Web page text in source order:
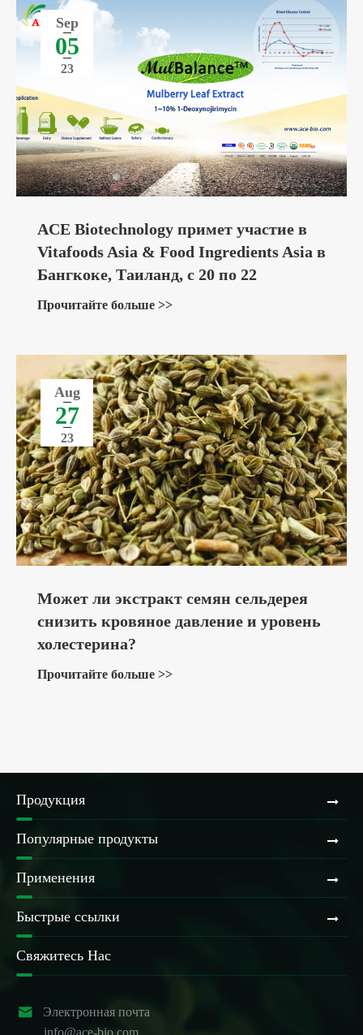
Sep
05
23
ACE Biotechnology примет участие в
Vitafoods Asia & Food Ingredients Asia в
Бангкоке, Таиланд, с 20 по 22
сентября 2023 года
Прочитайте больше >>
Aug
27
23
Может ли экстракт семян сельдерея
снизить кровяное давление и уровень
холестерина?
Прочитайте больше >>
Продукция
Популярные продукты
Применения
Быстрые ссылки
Свяжитесь Нас

Электронная почта
info@ace-bio.com